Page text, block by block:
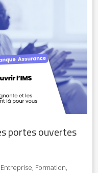
portes ouvertes
Entreprise, Formation,